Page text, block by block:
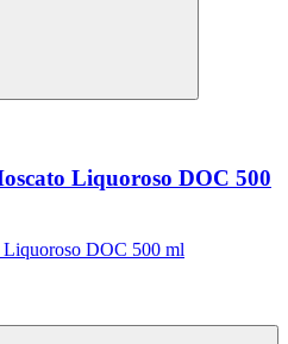
Liquoroso DOC 500
Liquoroso DOC 500 ml